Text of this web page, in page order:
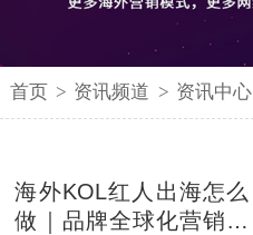
首页 > 资讯频道 > 资讯中心
海外KOL红人出海怎么
做｜品牌全球化营销的